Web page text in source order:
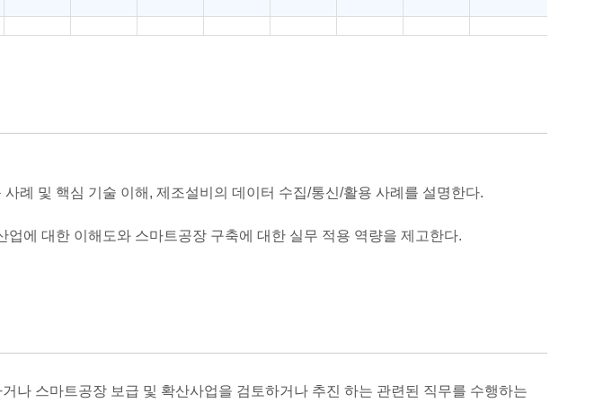
례 및 핵심 기술 이해, 제조설비의 데이터 수집/통신/활용 사례를 설명한다.
업에 대한 이해도와 스마트공장 구축에 대한 실무 적용 역량을 제고한다.
나 스마트공장 보급 및 확산사업을 검토하거나 추진 하는 관련된 직무를 수행하는